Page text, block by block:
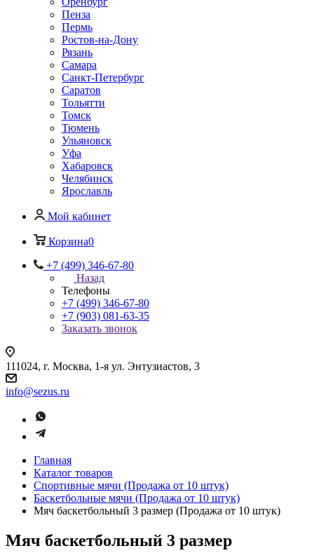
Пенза
Пермь
Ростов-на-Дону
Рязань
Самара
Санкт-Петербург
Саратов
Тольятти
Томск
Тюмень
Ульяновск
Уфа
Хабаровск
Челябинск
Ярославль
Мой кабинет
Корзина0
+7 (499) 346-67-80
Назад
Телефоны
+7 (499) 346-67-80
+7 (903) 081-63-35
Заказать звонок
111024, г. Москва, 1-я ул. Энтузиастов, 3
info@sezus.ru
Главная
Каталог товаров
Спортивные мячи (Продажа от 10 штук)
Баскетбольные мячи (Продажа от 10 штук)
Мяч баскетбольный 3 размер (Продажа от 10 штук)
Мяч баскетбольный 3 размер